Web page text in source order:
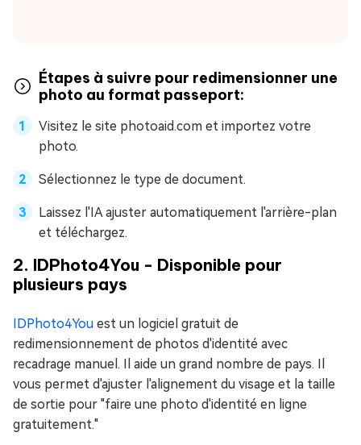
Étapes à suivre pour redimensionner une
photo au format passeport:
Visitez le site photoaid.com et importez votre
photo.
Sélectionnez le type de document.
Laissez l'IA ajuster automatiquement l'arrière-plan
et téléchargez.
2. IDPhoto4You - Disponible pour
plusieurs pays
IDPhoto4You est un logiciel gratuit de
redimensionnement de photos d'identité avec
recadrage manuel. Il aide un grand nombre de pays. Il
vous permet d'ajuster l'alignement du visage et la taille
de sortie pour "faire une photo d'identité en ligne
gratuitement."